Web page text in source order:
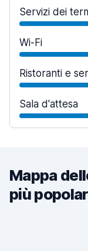
Servizi dei
Wi-Fi
Ristoranti e
Sala d'attesa
Mappa
più